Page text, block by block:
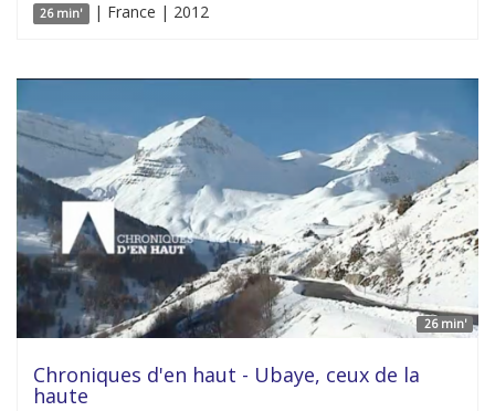
26 min' | France | 2012
26 min'
Chroniques d'en haut - Ubaye, ceux de la
haute